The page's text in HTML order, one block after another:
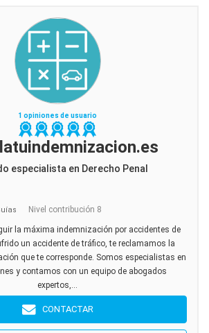
1 opiniones de usuario
especialista en Derecho Penal
Nivel contribución 8
la máxima indemnización por accidentes de
un accidente de tráfico, te reclamamos la
que te corresponde. Somos especialistas en
y contamos con un equipo de abogados
expertos,...
CONTACTAR